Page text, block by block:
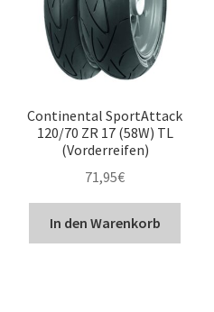
Continental SportAttack
120/70 ZR 17 (58W) TL
(Vorderreifen)
71,95€
In den Warenkorb